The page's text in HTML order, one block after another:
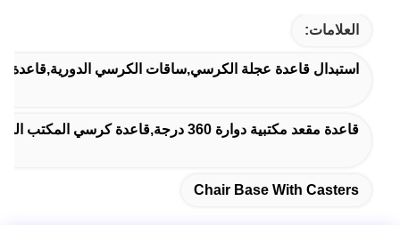
العلامات:
استبدال قاعدة عجلة الكرسي,ساقات الكرسي الدورية,قاعدة
قاعدة مقعد مكتبية دوارة 360 درجة,قاعدة كرسي المكتب المدور بـ 360 درجة,كرسي مكتب أسود قاعدة دوارة
Chair Base With Casters